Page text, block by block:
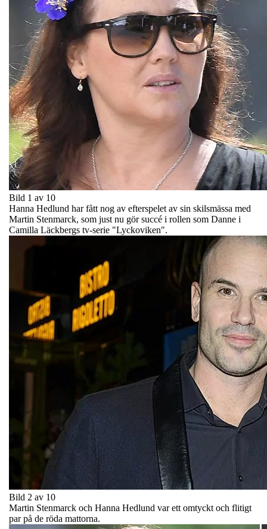
Bild 1 av 10
Hanna Hedlund har fått nog av efterspelet av sin skilsmässa med
Martin Stenmarck, som just nu gör succé i rollen som Danne i
Camilla Läckbergs tv-serie "Lyckoviken".
Bild 2 av 10
Martin Stenmarck och Hanna Hedlund var ett omtyckt och flitigt
par på de röda mattorna.